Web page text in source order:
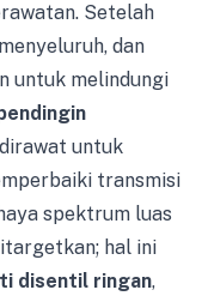
Setelah
dan
untuk melindungi
untuk
transmisi
spektrum luas
hal ini
disentil ringan,